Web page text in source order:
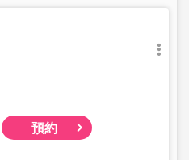
預約